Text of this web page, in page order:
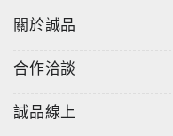
關於誠品
合作洽談
誠品線上